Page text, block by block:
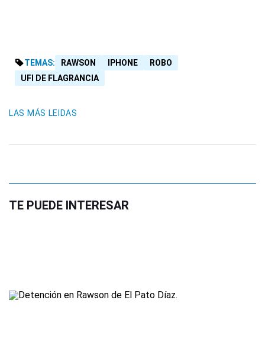
TEMAS: RAWSON IPHONE
ROBO
UFI DE FLAGRANCIA
LAS MÁS LEIDAS
TE PUEDE INTERESAR